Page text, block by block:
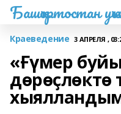
Башҡортостан
Краеведение 3 АПРЕЛЯ ,
«Ғүмер
дөрөҫлөктө